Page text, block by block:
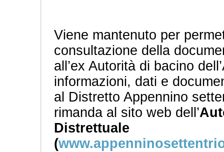
Viene mantenuto per
consultazione della
all’ex Autorità di bacino
informazioni, dati e
al Distretto Appennino
rimanda al sito web dell’
Distrettuale
(